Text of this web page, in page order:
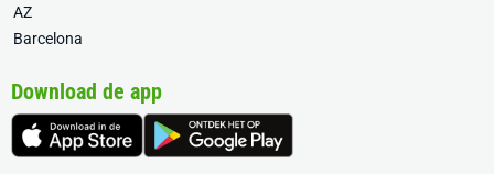
AZ
Barcelona
Download de app